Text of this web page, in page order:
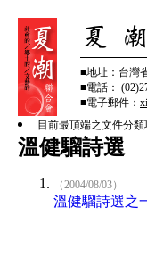
■地址：台灣
■電話：
■電子郵件：
目前最頂端之文件分類
溫健騮詩選
（2004/08/03）
溫健騮詩選之